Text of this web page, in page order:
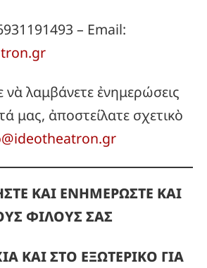
– Email:
νὰ λαμβάνετε ἐνημερώσεις
μας, ἀποστείλατε σχετικὸ
ΚΑΙ ΕΝΗΜΕΡΩΣΤΕ ΚΑΙ
ΦΙΛΟΥΣ ΣΑΣ
ΚΑΙ ΣΤΟ ΕΞΩΤΕΡΙΚΟ ΓΙΑ